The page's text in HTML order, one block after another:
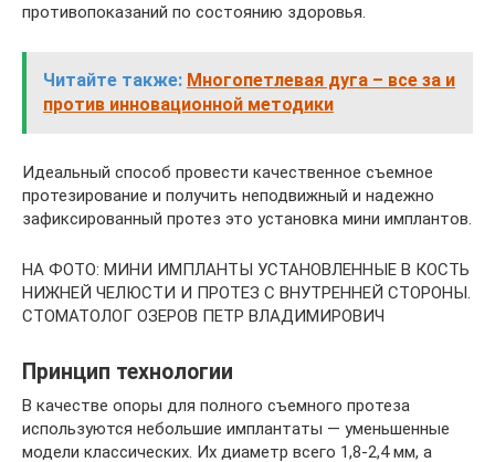
противопоказаний по состоянию здоровья.
Читайте также: Многопетлевая дуга – все за и
против инновационной методики
Идеальный способ провести качественное съемное
протезирование и получить неподвижный и надежно
зафиксированный протез это установка мини имплантов.
НА ФОТО: МИНИ ИМПЛАНТЫ УСТАНОВЛЕННЫЕ В КОСТЬ
НИЖНЕЙ ЧЕЛЮСТИ И ПРОТЕЗ С ВНУТРЕННЕЙ СТОРОНЫ.
СТОМАТОЛОГ ОЗЕРОВ ПЕТР ВЛАДИМИРОВИЧ
Принцип технологии
В качестве опоры для полного съемного протеза
используются небольшие имплантаты — уменьшенные
модели классических. Их диаметр всего 1,8-2,4 мм, а